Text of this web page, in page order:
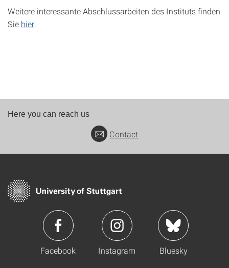
Weitere interessante Abschlussarbeiten des Instituts finden
Sie hier
Here you can reach us
Contact
Facebook Instagram Bluesky